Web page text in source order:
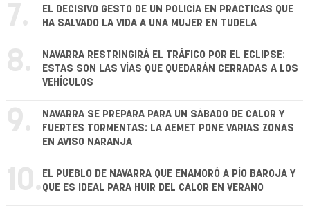
7.
EL DECISIVO GESTO DE UN POLICÍA EN PRÁCTICAS QUE
HA SALVADO LA VIDA A UNA MUJER EN TUDELA
8.
NAVARRA RESTRINGIRÁ EL TRÁFICO POR EL ECLIPSE:
ESTAS SON LAS VÍAS QUE QUEDARÁN CERRADAS A LOS
VEHÍCULOS
9.
NAVARRA SE PREPARA PARA UN SÁBADO DE CALOR Y
FUERTES TORMENTAS: LA AEMET PONE VARIAS ZONAS
EN AVISO NARANJA
10. EL PUEBLO DE NAVARRA QUE ENAMORÓ A PÍO BAROJA Y
QUE ES IDEAL PARA HUIR DEL CALOR EN VERANO